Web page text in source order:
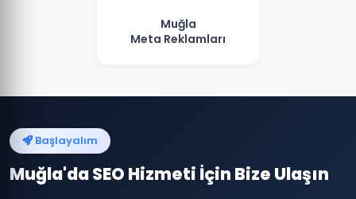
Muğla
Meta Reklamları
Başlayalım
Muğla'da SEO Hizmeti İçin Bize Ulaşın